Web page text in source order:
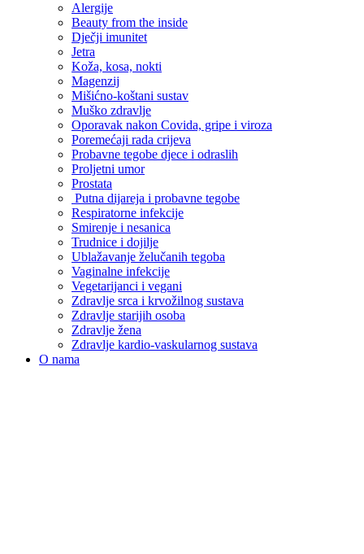
Alergije
Beauty from the inside
Dječji imunitet
Jetra
Koža, kosa, nokti
Magenzij
Mišićno-koštani sustav
Muško zdravlje
Oporavak nakon Covida, gripe i viroza
Poremećaji rada crijeva
Probavne tegobe djece i odraslih
Proljetni umor
Prostata
Putna dijareja i probavne tegobe
Respiratorne infekcije
Smirenje i nesanica
Trudnice i dojilje
Ublažavanje želučanih tegoba
Vaginalne infekcije
Vegetarijanci i vegani
Zdravlje srca i krvožilnog sustava
Zdravlje starijih osoba
Zdravlje žena
Zdravlje kardio-vaskularnog sustava
O nama